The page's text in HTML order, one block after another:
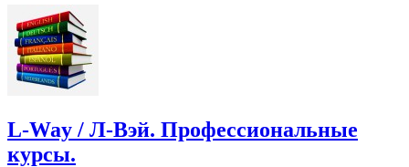
L-Way / Л-Вэй. Профессиональные
курсы.